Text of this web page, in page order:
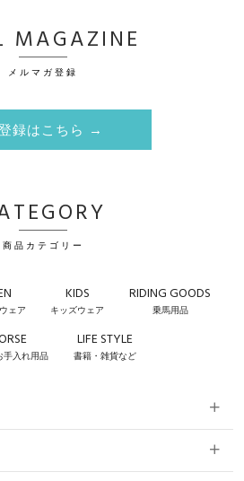
MAGAZINE
メルマガ登録
録はこちら →
商品カテゴリー
ェア
KIDS
キッズウェア
RIDING GOODS
乗馬用品
手入れ用品
LIFE STYLE
書籍・雑貨など